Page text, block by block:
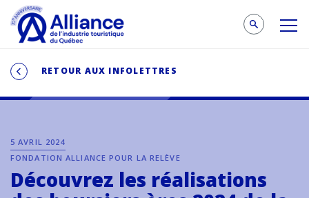
RETOUR AUX INFOLETTRES
5 AVRIL 2024
FONDATION ALLIANCE POUR LA RELÈVE
Découvrez les réalisations